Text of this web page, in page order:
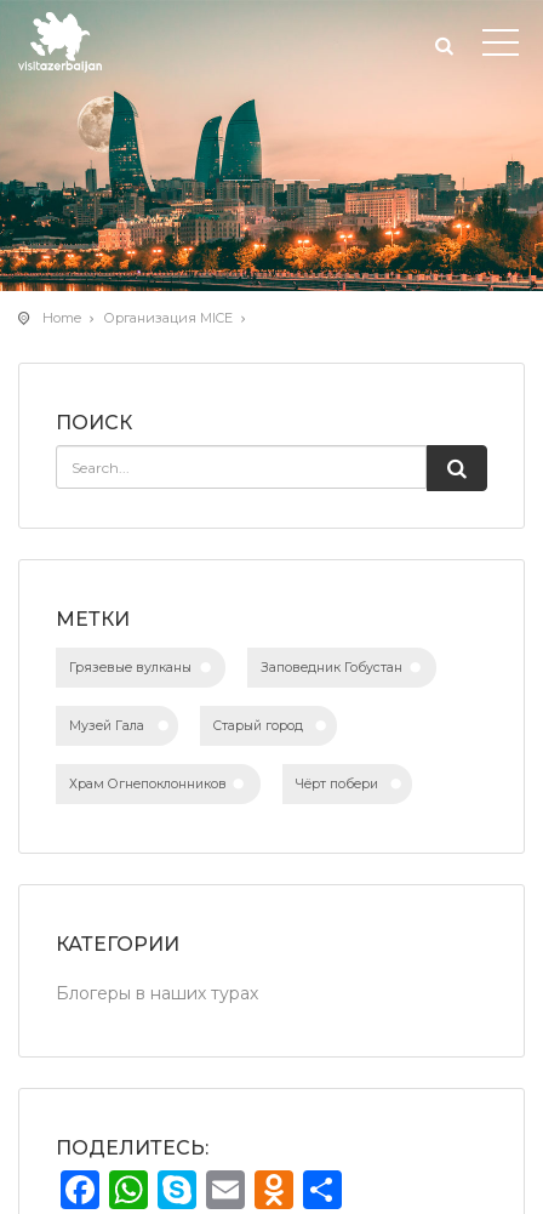
Home Организация MICE
ПОИСК
МЕТКИ
Грязевые вулканы Заповедник Гобустан
Музей Гала Старый город
Храм Огнепоклонников Чёрт побери
КАТЕГОРИИ
Блогеры в наших турах
ПОДЕЛИТЕСЬ:
Facebook
WhatsApp
Skype
Email